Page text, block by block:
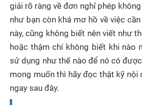
giải rõ ràng về đơn nghỉ phép
như bạn còn khá mơ hồ về việc
này, cũng không biết nên viết như
hoặc thậm chí không biết khi nào
sử dụng như thế nào để nó có
mong muốn thì hãy đọc thật kỹ nội
ngay sau đây.